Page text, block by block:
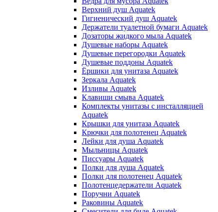
Верхний душ Aquatek
Гигиенический душ Aquatek
Держатели туалетной бумаги Aquatek
Дозаторы жидкого мыла Aquatek
Душевые наборы Aquatek
Душевые перегородки Aquatek
Душевые поддоны Aquatek
Ёршики для унитаза Aquatek
Зеркала Aquatek
Изливы Aquatek
Клавиши смыва Aquatek
Комплекты унитазы с инсталляцией
Aquatek
Крышки для унитаза Aquatek
Крючки для полотенец Aquatek
Лейки для душа Aquatek
Мыльницы Aquatek
Писсуары Aquatek
Полки для душа Aquatek
Полки для полотенец Aquatek
Полотенцедержатели Aquatek
Поручни Aquatek
Раковины Aquatek